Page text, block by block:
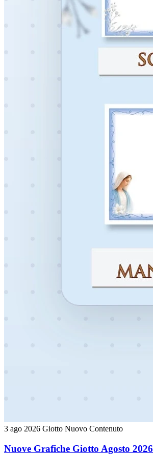
3 ago 2026 Giotto Nuovo Contenuto
Nuove Grafiche Giotto Agosto 2026